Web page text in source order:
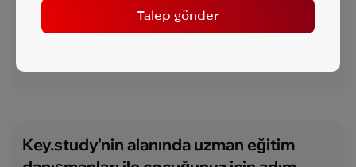
Şehir:Varşova
Key.study'nin alanında uzman eğitim
Talep gönder